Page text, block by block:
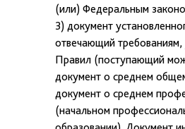
(или) Федеральным
3) документ
отвечающий требованиям,
Правил (поступающий
документ о среднем
документ о среднем
(начальном